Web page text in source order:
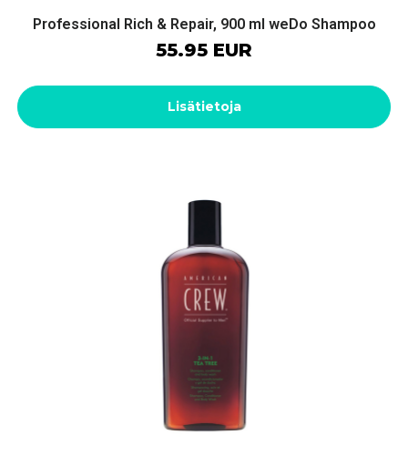
Professional Rich & Repair, 900 ml weDo Shampoo
55.95 EUR
Lisätietoja